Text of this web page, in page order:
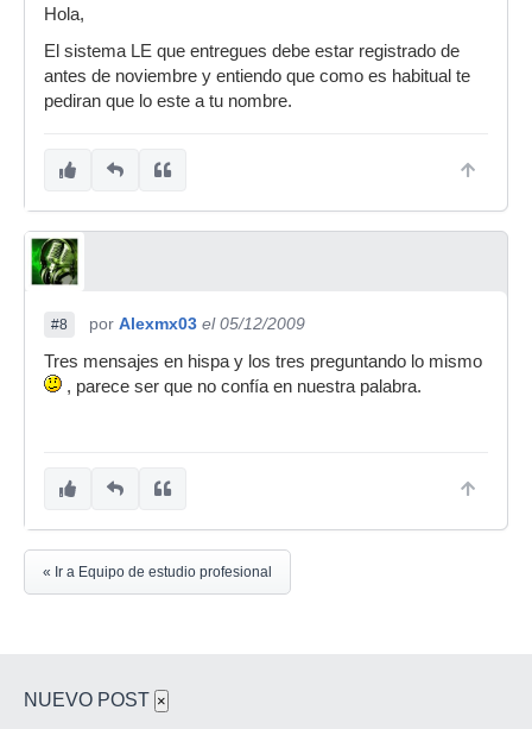
Hola,
El sistema LE que entregues debe estar registrado de
antes de noviembre y entiendo que como es habitual te
pediran que lo este a tu nombre.
#8 por Alexmx03 el 05/12/2009
Tres mensajes en hispa y los tres preguntando lo mismo
, parece ser que no confía en nuestra palabra.
« Ir a Equipo de estudio profesional
NUEVO POST ×